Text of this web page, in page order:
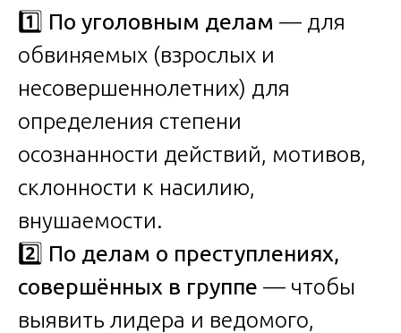
1️⃣ По уголовным делам — для
обвиняемых (взрослых и
несовершеннолетних) для
определения степени
осознанности действий, мотивов,
склонности к насилию,
внушаемости.
2️⃣ По делам о преступлениях,
совершённых в группе — чтобы
выявить лидера и ведомого,